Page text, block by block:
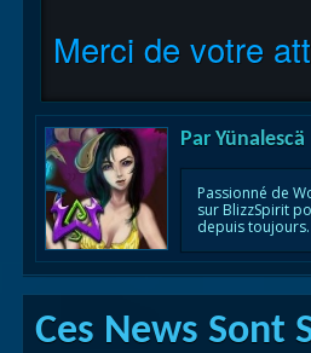
Merci de votre
Par Yünalescä
Passionné de
sur BlizzSpirit
depuis toujours.
Ces News Sont